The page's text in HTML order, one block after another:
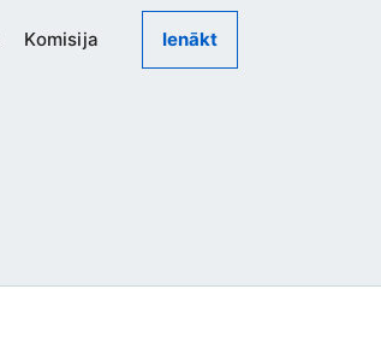
Komisija Ienākt